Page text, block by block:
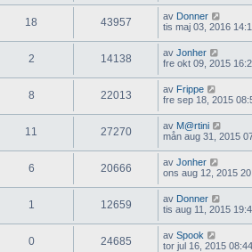
18 43957 av Donner
tis maj 03, 2016
2 14138 av Jonher
fre okt 09, 2015
8 22013 av Frippe
fre sep 18, 2015
11 27270 av M@rtini
mån aug 31, 2015
6 20666 av Jonher
ons aug 12, 2015
1 12659 av Donner
tis aug 11, 2015
0 24685 av Spook
tor jul 16, 2015 08:44